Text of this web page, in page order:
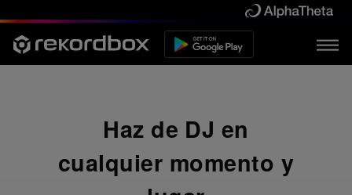
Haz de DJ en
cualquier momento y